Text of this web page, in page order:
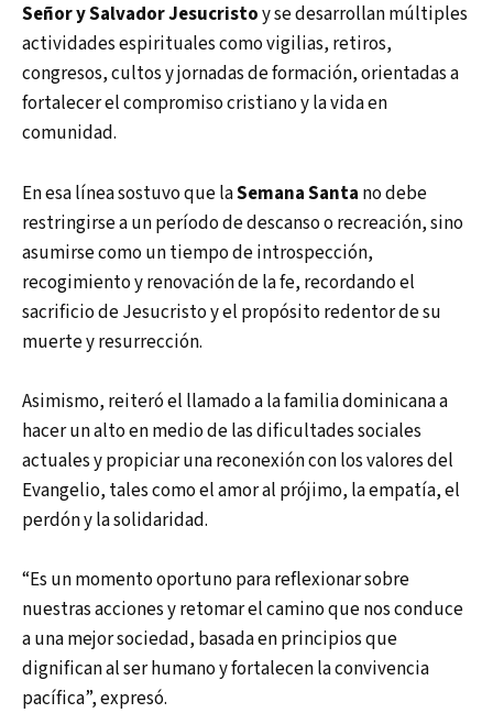
Señor y Salvador Jesucristoy se desarrollan múltiples
actividades espirituales como vigilias, retiros,
congresos, cultos y jornadas de formación, orientadas a
fortalecer el compromiso cristiano y la vida en
comunidad.
En esa línea sostuvo que laSemana Santa no debe
restringirse a un período de descanso o recreación, sino
asumirse como un tiempo de introspección,
recogimiento y renovación de la fe, recordando el
sacrificio de Jesucristo y el propósito redentor de su
muerte y resurrección.
Asimismo, reiteró el llamado a la familia dominicana a
hacer un alto en medio de las dificultades sociales
actuales y propiciar una reconexión con los valores del
Evangelio, tales como el amor al prójimo, la empatía, el
perdón y la solidaridad.
“Es un momento oportuno para reflexionar sobre
nuestras acciones y retomar el camino que nos conduce
a una mejor sociedad, basada en principios que
dignifican al ser humano y fortalecen la convivencia
pacífica”, expresó.